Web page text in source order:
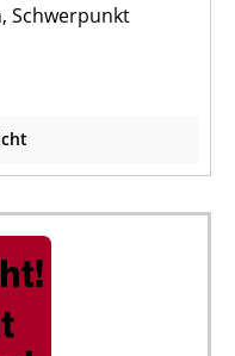
Schwerpunkt